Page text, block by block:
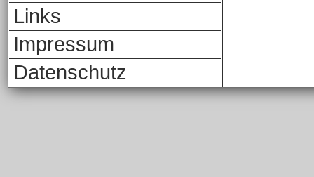
Links
Impressum
Datenschutz